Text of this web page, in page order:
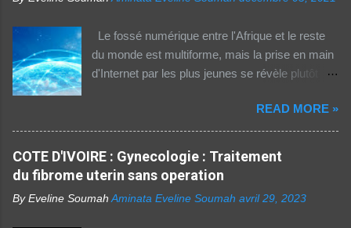
Le fossé numérique entre l'Afrique et le reste
du monde est multiforme, mais la prise en main
d'Internet par les plus jeunes se révèle plutôt
http://boutic.evemoney.1tpe.fr Un tiers (33%) de
la population dans la région Afrique (hors Etats
arabes du continent) utilise Internet, selon le
rapport 2021 de l'Union internationale des
télécommunications (UIT) sur la connectivité
numérique dans le monde. Si entre 2019 et
READ MORE »
COTE D'IVOIRE : Gynecologie : Traitement
du fibrome uterin sans operation
By Eveline Soumah Aminata Eveline Soumah avril 29, 2023